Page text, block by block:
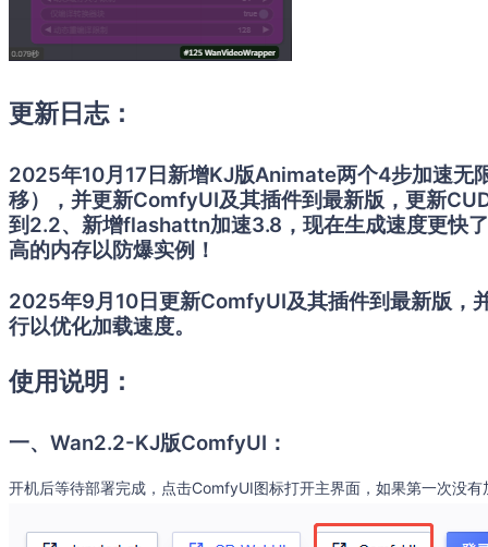
更新日志：
2025年10月17日新增KJ版Animate两个4步加速无
移），并更新ComfyUI及其插件到最新版，更新
到2.2、新增flashattn加速3.8，现在生成速度更快
高的内存以防爆实例！
2025年9月10日更新ComfyUI及其插件到最新版，
行以优化加载速度。
使用说明：
一、Wan2.2-KJ版ComfyUI：
开机后等待部署完成，点击ComfyUI图标打开主界面，如果第一次没